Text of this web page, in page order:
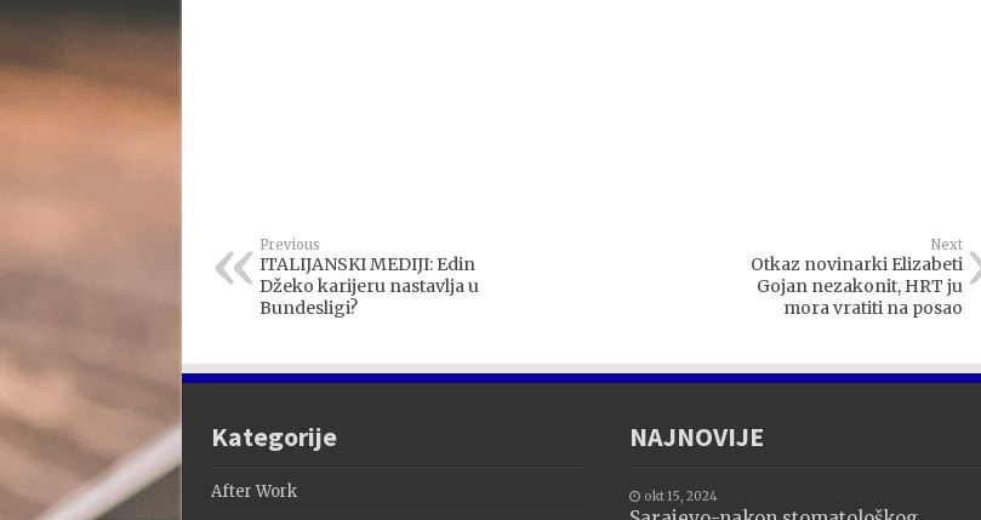
Previous
ITALIJANSKI MEDIJI: Edin
Džeko karijeru nastavlja u
Bundesligi?
Next
Otkaz novinarki Elizabeti
Gojan nezakonit, HRT ju
mora vratiti na posao
Kategorije
After Work
NAJNOVIJE
okt 15, 2024